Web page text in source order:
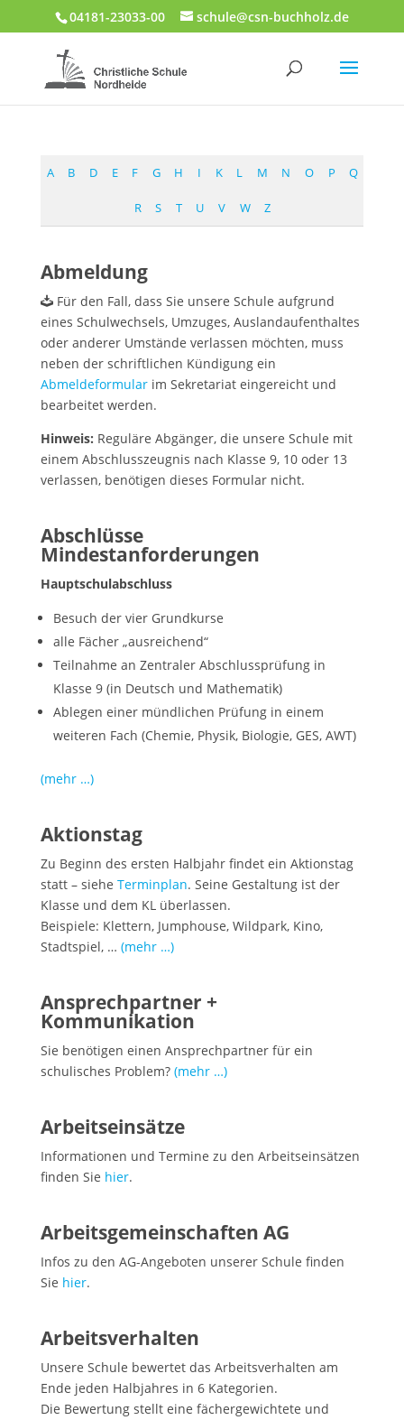
04181-23033-00 schule@csn-buchholz.de
A B D E F G H I K L M N O P Q
R S T U V W Z
Abmeldung
Für den Fall, dass Sie unsere Schule aufgrund
eines Schulwechsels, Umzuges, Auslandaufenthaltes
oder anderer Umstände verlassen möchten, muss
neben der schriftlichen Kündigung ein
Abmeldeformularim Sekretariat eingereicht und
bearbeitet werden.
Hinweis: Reguläre Abgänger, die unsere Schule mit
einem Abschlusszeugnis nach Klasse 9, 10 oder 13
verlassen, benötigen dieses Formular nicht.
Abschlüsse
Mindestanforderungen
Hauptschulabschluss
Besuch der vier Grundkurse
alle Fächer „ausreichend“
Teilnahme an Zentraler Abschlussprüfung in
Klasse 9 (in Deutsch und Mathematik)
Ablegen einer mündlichen Prüfung in einem
weiteren Fach (Chemie, Physik, Biologie, GES, AWT)
(mehr …)
Aktionstag
Zu Beginn des ersten Halbjahr findet ein Aktionstag
statt – siehe Terminplan. Seine Gestaltung ist der
Klasse und dem KL überlassen.
Beispiele: Klettern, Jumphouse, Wildpark, Kino,
Stadtspiel, … (mehr …)
Ansprechpartner +
Kommunikation
Sie benötigen einen Ansprechpartner für ein
schulisches Problem? (mehr …)
Arbeitseinsätze
Informationen und Termine zu den Arbeitseinsätzen
finden Sie hier.
Arbeitsgemeinschaften AG
Infos zu den AG-Angeboten unserer Schule finden
Sie hier.
Arbeitsverhalten
Unsere Schule bewertet das Arbeitsverhalten am
Ende jeden Halbjahres in 6 Kategorien.
Die Bewertung stellt eine fächergewichtete und